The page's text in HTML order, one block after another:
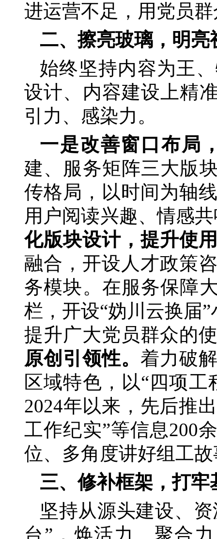
进运营不足，用党员
二、擦亮玻璃，明
始终坚持内容为王
设计、内容建设上精
引力、感染力。
一是改善窗口布局
建、服务矩阵三大版
传格局，以时间为轴
用户阅读兴趣、情感
化版块设计，提升使
融合，开设人才政策
务模块。在服务保障
栏，开设“妫川云换届
提升广大党员群众的
原创引领性。着力破
区域特色，以“四项工
2024年以来，先后推
工作纪实”等信息200
位、多角度讲好组工
三、修补框架，打
坚持从源头建设、
台”，焕活力、聚合